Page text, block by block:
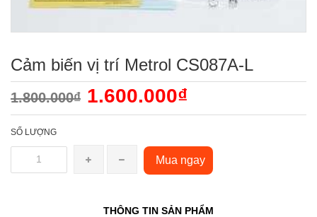
Cảm biến vị trí Metrol CS087A-L
1.800.000₫ 1.600.000₫
SỐ LƯỢNG
Mua ngay
THÔNG TIN SẢN PHẨM